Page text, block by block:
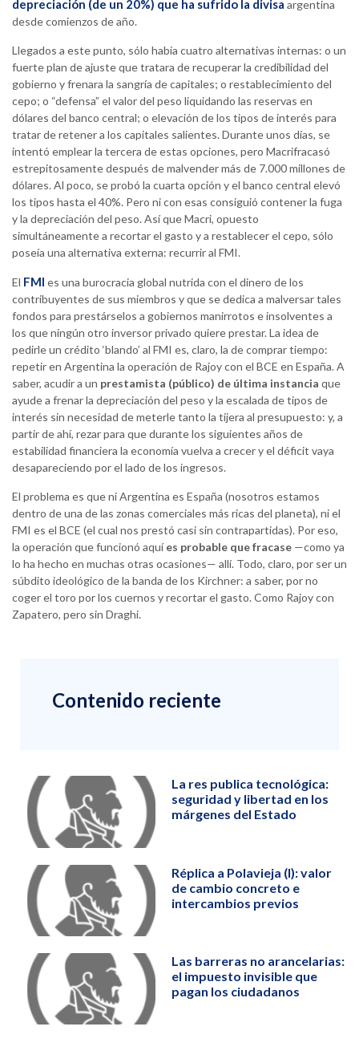
depreciación (de un 20%) que ha sufrido la divisa argentina
desde comienzos de año.
Llegados a este punto, sólo había cuatro alternativas internas: o un
fuerte plan de ajuste que tratara de recuperar la credibilidad del
gobierno y frenara la sangría de capitales; o restablecimiento del
cepo; o “defensa” el valor del peso liquidando las reservas en
dólares del banco central; o elevación de los tipos de interés para
tratar de retener a los capitales salientes. Durante unos días, se
intentó emplear la tercera de estas opciones, pero Macrifracasó
estrepitosamente después de malvender más de 7.000 millones de
dólares. Al poco, se probó la cuarta opción y el banco central elevó
los tipos hasta el 40%. Pero ni con esas consiguió contener la fuga
y la depreciación del peso. Así que Macri, opuesto
simultáneamente a recortar el gasto y a restablecer el cepo, sólo
poseía una alternativa externa: recurrir al FMI.
El FMI es una burocracia global nutrida con el dinero de los
contribuyentes de sus miembros y que se dedica a malversar tales
fondos para prestárselos a gobiernos manirrotos e insolventes a
los que ningún otro inversor privado quiere prestar. La idea de
pedirle un crédito ‘blando’ al FMI es, claro, la de comprar tiempo:
repetir en Argentina la operación de Rajoy con el BCE en España. A
saber, acudir a un prestamista (público) de última instancia que
ayude a frenar la depreciación del peso y la escalada de tipos de
interés sin necesidad de meterle tanto la tijera al presupuesto: y, a
partir de ahí, rezar para que durante los siguientes años de
estabilidad financiera la economía vuelva a crecer y el déficit vaya
desapareciendo por el lado de los ingresos.
El problema es que ni Argentina es España (nosotros estamos
dentro de una de las zonas comerciales más ricas del planeta), ni el
FMI es el BCE (el cual nos prestó casi sin contrapartidas). Por eso,
la operación que funcionó aquí es probable que fracase —como ya
lo ha hecho en muchas otras ocasiones— allí. Todo, claro, por ser un
súbdito ideológico de la banda de los Kirchner: a saber, por no
coger el toro por los cuernos y recortar el gasto. Como Rajoy con
Zapatero, pero sin Draghi.
Contenido reciente
La res publica tecnológica:
seguridad y libertad en los
márgenes del Estado
Réplica a Polavieja (I): valor
de cambio concreto e
intercambios previos
Las barreras no arancelarias:
el impuesto invisible que
pagan los ciudadanos